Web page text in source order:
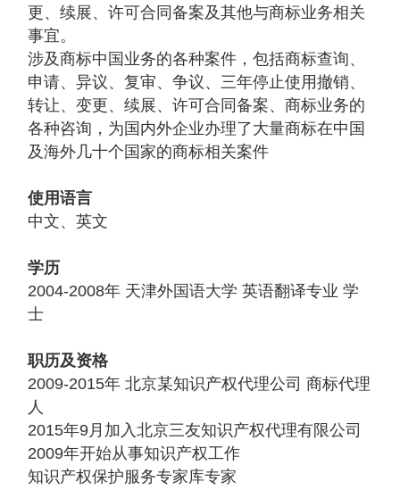
更、续展、许可合同备案及其他与商标业务相关
事宜。
涉及商标中国业务的各种案件，包括商标查询、
申请、异议、复审、争议、三年停止使用撤销、
转让、变更、续展、许可合同备案、商标业务的
各种咨询，为国内外企业办理了大量商标在中国
及海外几十个国家的商标相关案件
使用语言
中文、英文
学历
2004-2008年 天津外国语大学 英语翻译专业 学
士
职历及资格
2009-2015年 北京某知识产权代理公司 商标代理
人
2015年9月加入北京三友知识产权代理有限公司
2009年开始从事知识产权工作
知识产权保护服务专家库专家